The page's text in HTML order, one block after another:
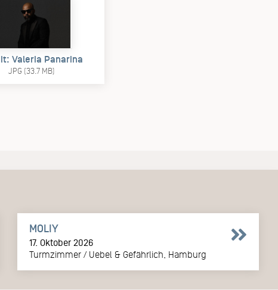
Valeria Panarina
JPG (33.7 MB)
MOLIY
17. Oktober 2026
Turmzimmer / Uebel & Gefährlich, Hamburg